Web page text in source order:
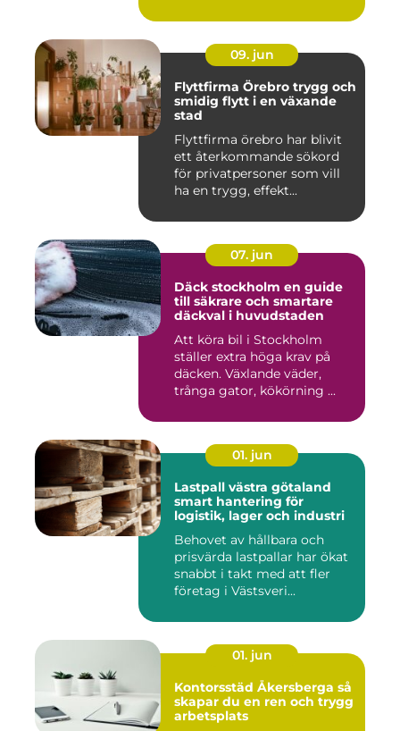
09. jun
Flyttfirma Örebro trygg och
smidig flytt i en växande
stad
Flyttfirma örebro har blivit
ett återkommande sökord
för privatpersoner som vill
ha en trygg, effekt...
07. jun
Däck stockholm en guide
till säkrare och smartare
däckval i huvudstaden
Att köra bil i Stockholm
ställer extra höga krav på
däcken. Växlande väder,
trånga gator, kökörning ...
01. jun
Lastpall västra götaland
smart hantering för
logistik, lager och industri
Behovet av hållbara och
prisvärda lastpallar har ökat
snabbt i takt med att fler
företag i Västsveri...
01. jun
Kontorsstäd Åkersberga så
skapar du en ren och trygg
arbetsplats